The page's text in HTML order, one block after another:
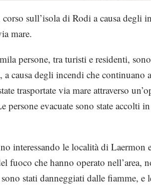
sull’isola di Rodi a causa degli
mare.
persone, tra turisti e residenti,
causa degli incendi che continuano
trasportate via mare attraverso
persone evacuate sono state accolti
interessando le località di
fuoco che hanno operato nell’area,
stati danneggiati dalle fiamme, e